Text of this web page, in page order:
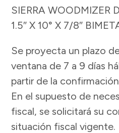
SIERRA WOODMIZER
1.5″ X 10° X 7/8″
Se proyecta un plazo
ventana de 7 a 9 días
partir de la
En el supuesto de
fiscal, se solicitará su
situación fiscal vigente.